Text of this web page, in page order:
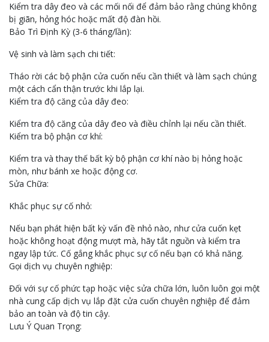
Kiểm tra dây đeo và các mối nối để đảm bảo rằng chúng không
bị giãn, hỏng hóc hoặc mất độ đàn hồi.
Bảo Trì Định Kỳ (3-6 tháng/lần):
Vệ sinh và làm sạch chi tiết:
Tháo rời các bộ phận cửa cuốn nếu cần thiết và làm sạch chúng
một cách cẩn thận trước khi lắp lại.
Kiểm tra độ căng của dây đeo:
Kiểm tra độ căng của dây đeo và điều chỉnh lại nếu cần thiết.
Kiểm tra bộ phận cơ khí:
Kiểm tra và thay thế bất kỳ bộ phận cơ khí nào bị hỏng hoặc
mòn, như bánh xe hoặc động cơ.
Sửa Chữa:
Khắc phục sự cố nhỏ:
Nếu bạn phát hiện bất kỳ vấn đề nhỏ nào, như cửa cuốn kẹt
hoặc không hoạt động mượt mà, hãy tắt nguồn và kiểm tra
ngay lập tức. Cố gắng khắc phục sự cố nếu bạn có khả năng.
Gọi dịch vụ chuyên nghiệp:
Đối với sự cố phức tạp hoặc việc sửa chữa lớn, luôn luôn gọi một
nhà cung cấp dịch vụ lắp đặt cửa cuốn chuyên nghiệp để đảm
bảo an toàn và độ tin cậy.
Lưu Ý Quan Trọng: